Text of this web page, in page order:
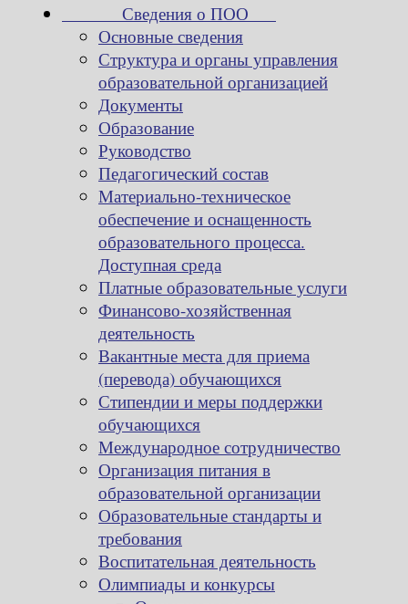
Сведения о ПОО
Основные сведения
Структура и органы управления
образовательной организацией
Документы
Образование
Руководство
Педагогический состав
Материально-техническое
обеспечение и оснащенность
образовательного процесса.
Доступная среда
Платные образовательные услуги
Финансово-хозяйственная
деятельность
Вакантные места для приема
(перевода) обучающихся
Стипендии и меры поддержки
обучающихся
Международное сотрудничество
Организация питания в
образовательной организации
Образовательные стандарты и
требования
Воспитательная деятельность
Олимпиады и конкурсы